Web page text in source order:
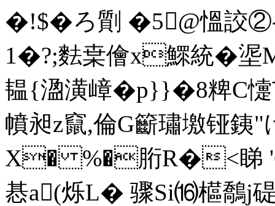
�!$�ろ劕 �5@慍詨②-
1�?;麮枽儈x鰥統�
韫{溋潢嶂�p}}�8粺C
幩昶z竄,倫G籪璛墽铔銕"
X� %�胻R�<睇 'C
惎a(烁L� 骤Si⒃櫙